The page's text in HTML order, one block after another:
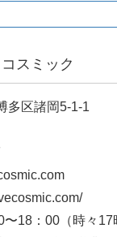
スミック
多区諸岡5-1-1
18：00（時々17